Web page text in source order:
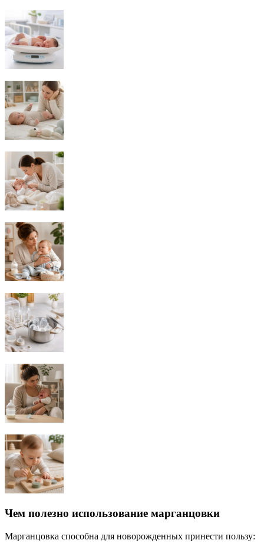
Чем полезно использование марганцовки
Марганцовка способна для новорожденных принести пользу: